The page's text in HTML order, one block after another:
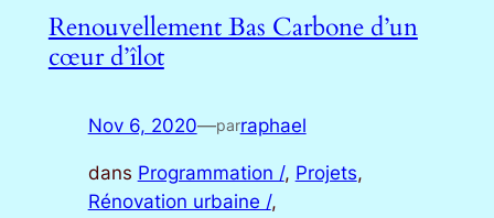
Renouvellement Bas Carbone d’un
cœur d’îlot
Nov 6, 2020—parraphael
dans Programmation /, Projets
Rénovation urbaine /